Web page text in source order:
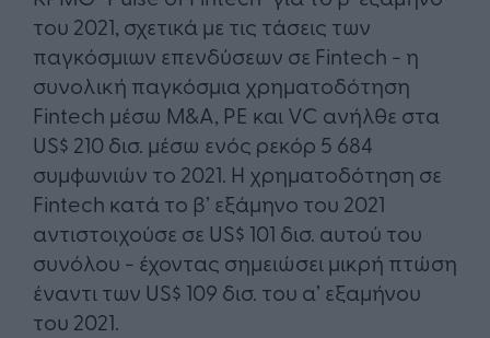
του 2021, σχετικά με τις τάσεις των
παγκόσμιων επενδύσεων σε Fintech - η
συνολική παγκόσμια χρηματοδότηση
Fintech μέσω M&A, PE και VC ανήλθε στα
US$ 210 δισ. μέσω ενός ρεκόρ 5 684
συμφωνιών το 2021. Η χρηματοδότηση σε
Fintech κατά το β’ εξάμηνο του 2021
αντιστοιχούσε σε US$ 101 δισ. αυτού του
συνόλου - έχοντας σημειώσει μικρή πτώση
έναντι των US$ 109 δισ. του α’ εξαμήνου
του 2021.